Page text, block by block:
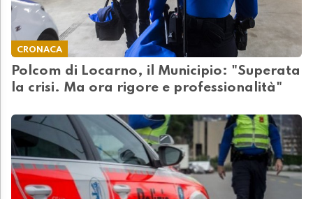
CRONACA
Polcom di Locarno, il Municipio: "Superata
la crisi. Ma ora rigore e professionalità"